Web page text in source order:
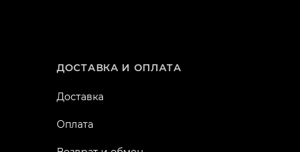
ДОСТАВКА И ОПЛАТА
Доставка
Оплата